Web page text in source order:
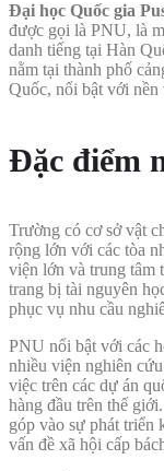
Đại học Quốc gia
được gọi là PNU, là
danh tiếng tại Hàn
nằm tại thành phố
Quốc, nổi bật với nền
Đặc điểm
Trường có cơ sở vật
rộng lớn với các tòa
viện lớn và trung tâm
trang bị tài nguyên
phục vụ nhu cầu
PNU nổi bật với các
nhiều viện nghiên
việc trên các dự án
hàng đầu trên thế
góp vào sự phát triển
vấn đề xã hội cấp